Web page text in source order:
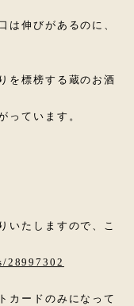
は伸びがあるのに、
を標榜する蔵のお酒
っています。
いたしますので、こ
28997302
カードのみになって